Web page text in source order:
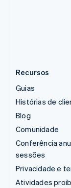
Recursos
Guias
Histórias de
Blog
Comunidade
Conferência
sessões
Privacidade e
Atividades